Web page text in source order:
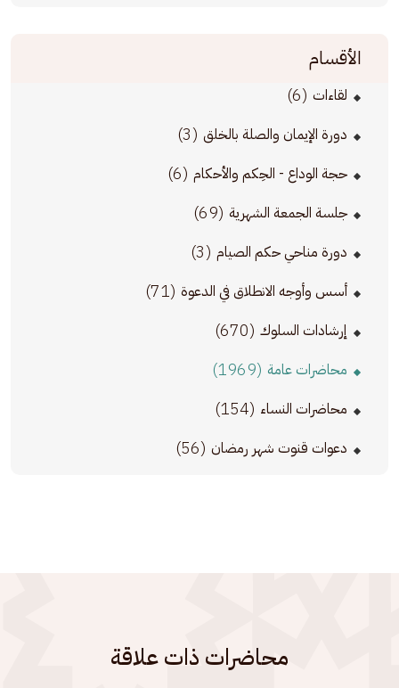
الأقسام
لقاءات (6)
دورة الإيمان والصلة بالخلق (3)
حجة الوداع - الحِكم والأحكام (6)
جلسة الجمعة الشهرية (69)
دورة مناحي حكم الصيام (3)
أسس وأوجه الانطلاق في الدعوة (71)
إرشادات السلوك (670)
محاضرات عامة (1969)
محاضرات النساء (154)
دعوات قنوت شهر رمضان (56)
محاضرات ذات علاقة